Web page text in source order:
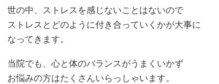
世の中、ストレスを感じないことはないので
ストレスとどのように付き合っていくかが大事に
なってきます。
当院でも、心と体のバランスがうまくいかず
お悩みの方はたくさんいらっしゃいます。